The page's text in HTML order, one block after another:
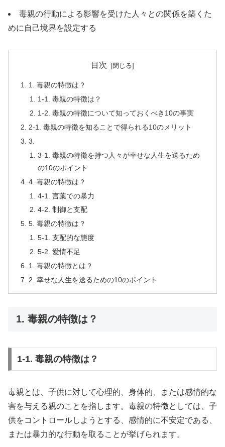
毒親の行動による影響を受けた人々との関係を築くた
めに自己境界を設定する
目次
1. 毒親の特徴は？
1-1. 毒親の特徴は？
1-2. 毒親の特徴について知っておくべき10の事実
2-1. 毒親の特徴を知ることで得られる10のメリット
3.
3-1. 毒親の特徴を持つ人々が幸せな人生を送るため
の10のポイント
4. 毒親の特徴は？
4-1. 言葉での暴力
4-2. 制御と支配
5. 毒親の特徴は？
5-1. 支配的な態度
5-2. 愛情不足
1. 毒親の特徴とは？
2. 幸せな人生を送るための10のポイント
1. 毒親の特徴は？
1-1. 毒親の特徴は？
毒親とは、子供に対して心理的、身体的、または感情的な
害を与える親のことを指します。毒親の特徴としては、子
供をコントロールしようとする、感情的に不安定である、
または暴力的な行動を取ることが挙げられます。